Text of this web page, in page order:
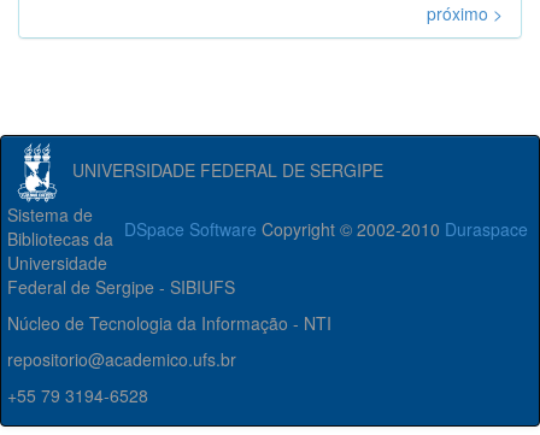
próximo >
UNIVERSIDADE FEDERAL DE SERGIPE
DSpace Software Copyright © 2002-2010 Duraspace
Sistema de
Bibliotecas da
Universidade
Federal de Sergipe - SIBIUFS
Núcleo de Tecnologia da Informação - NTI
repositorio@academico.ufs.br
+55 79 3194-6528